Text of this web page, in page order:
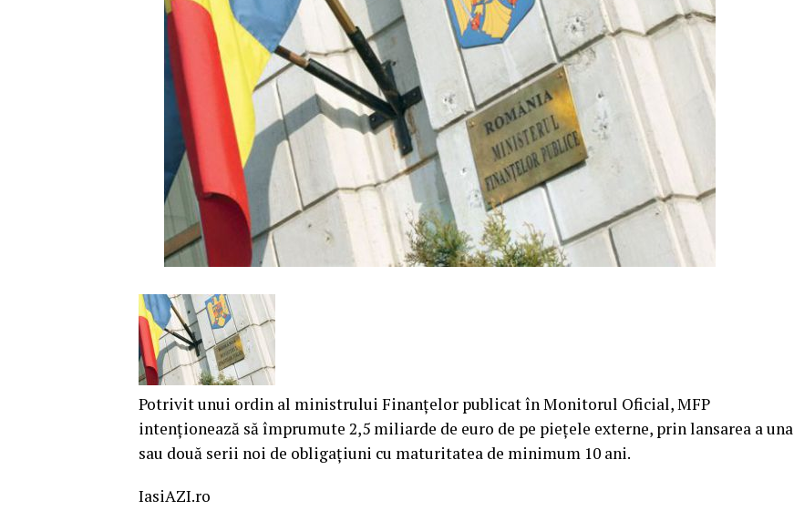
Potrivit unui ordin al ministrului Finanţelor publicat în Monitorul Oficial, MFP
intenţionează să împrumute 2,5 miliarde de euro de pe pieţele externe, prin lansarea a una
sau două serii noi de obligaţiuni cu maturitatea de minimum 10 ani.
IasiAZI.ro